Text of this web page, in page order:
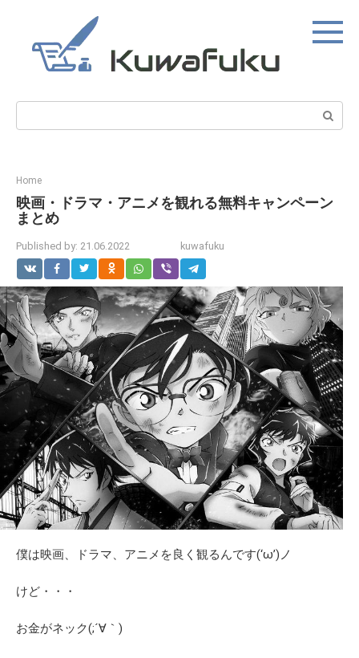
content
Search:
Home
映画・ドラマ・アニメを観れる無料キャンペーン
まとめ
Published by: 21.06.2022 kuwafuku
僕は映画、ドラマ、アニメを良く観るんです(‘ω’)ノ
けど・・・
お金がネック(;´∀｀)